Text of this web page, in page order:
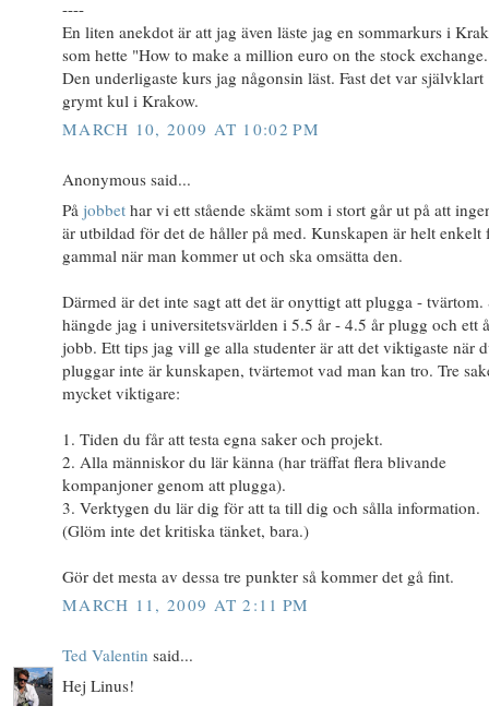
----
En liten anekdot är att jag även läste jag en sommarkurs i
som hette "How to make a million euro on the stock
Den underligaste kurs jag någonsin läst. Fast det var självklart
grymt kul i Krakow.
MARCH 10, 2009 AT 10:02 PM
Anonymous said...
På jobbet har vi ett stående skämt som i stort går ut på att
är utbildad för det de håller på med. Kunskapen är helt enkelt
gammal när man kommer ut och ska omsätta den.
Därmed är det inte sagt att det är onyttigt att plugga - tvärtom.
hängde jag i universitetsvärlden i 5.5 år - 4.5 år plugg och ett
jobb. Ett tips jag vill ge alla studenter är att det viktigaste när
pluggar inte är kunskapen, tvärtemot vad man kan tro. Tre
mycket viktigare:
1. Tiden du får att testa egna saker och projekt.
2. Alla människor du lär känna (har träffat flera blivande
kompanjoner genom att plugga).
3. Verktygen du lär dig för att ta till dig och sålla information.
(Glöm inte det kritiska tänket, bara.)
Gör det mesta av dessa tre punkter så kommer det gå fint.
MARCH 11, 2009 AT 2:11 PM
Ted Valentin said...
Hej Linus!